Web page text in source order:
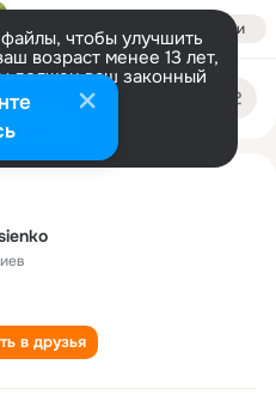
Войти
чтобы улучшить
возраст менее 13 лет,
должен ваш законный
информации
в друзья